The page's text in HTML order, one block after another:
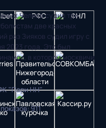
Челнов судил три
две красных
раз Зияков судил игру с
2023 года. Это был
в котором москвичи
"Пари НН"
:911